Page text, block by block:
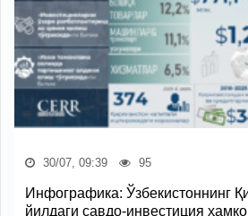
30/07, 09:39 95
Инфографика: Ўзбекистоннинг
йилдаги савдо-инвестиция